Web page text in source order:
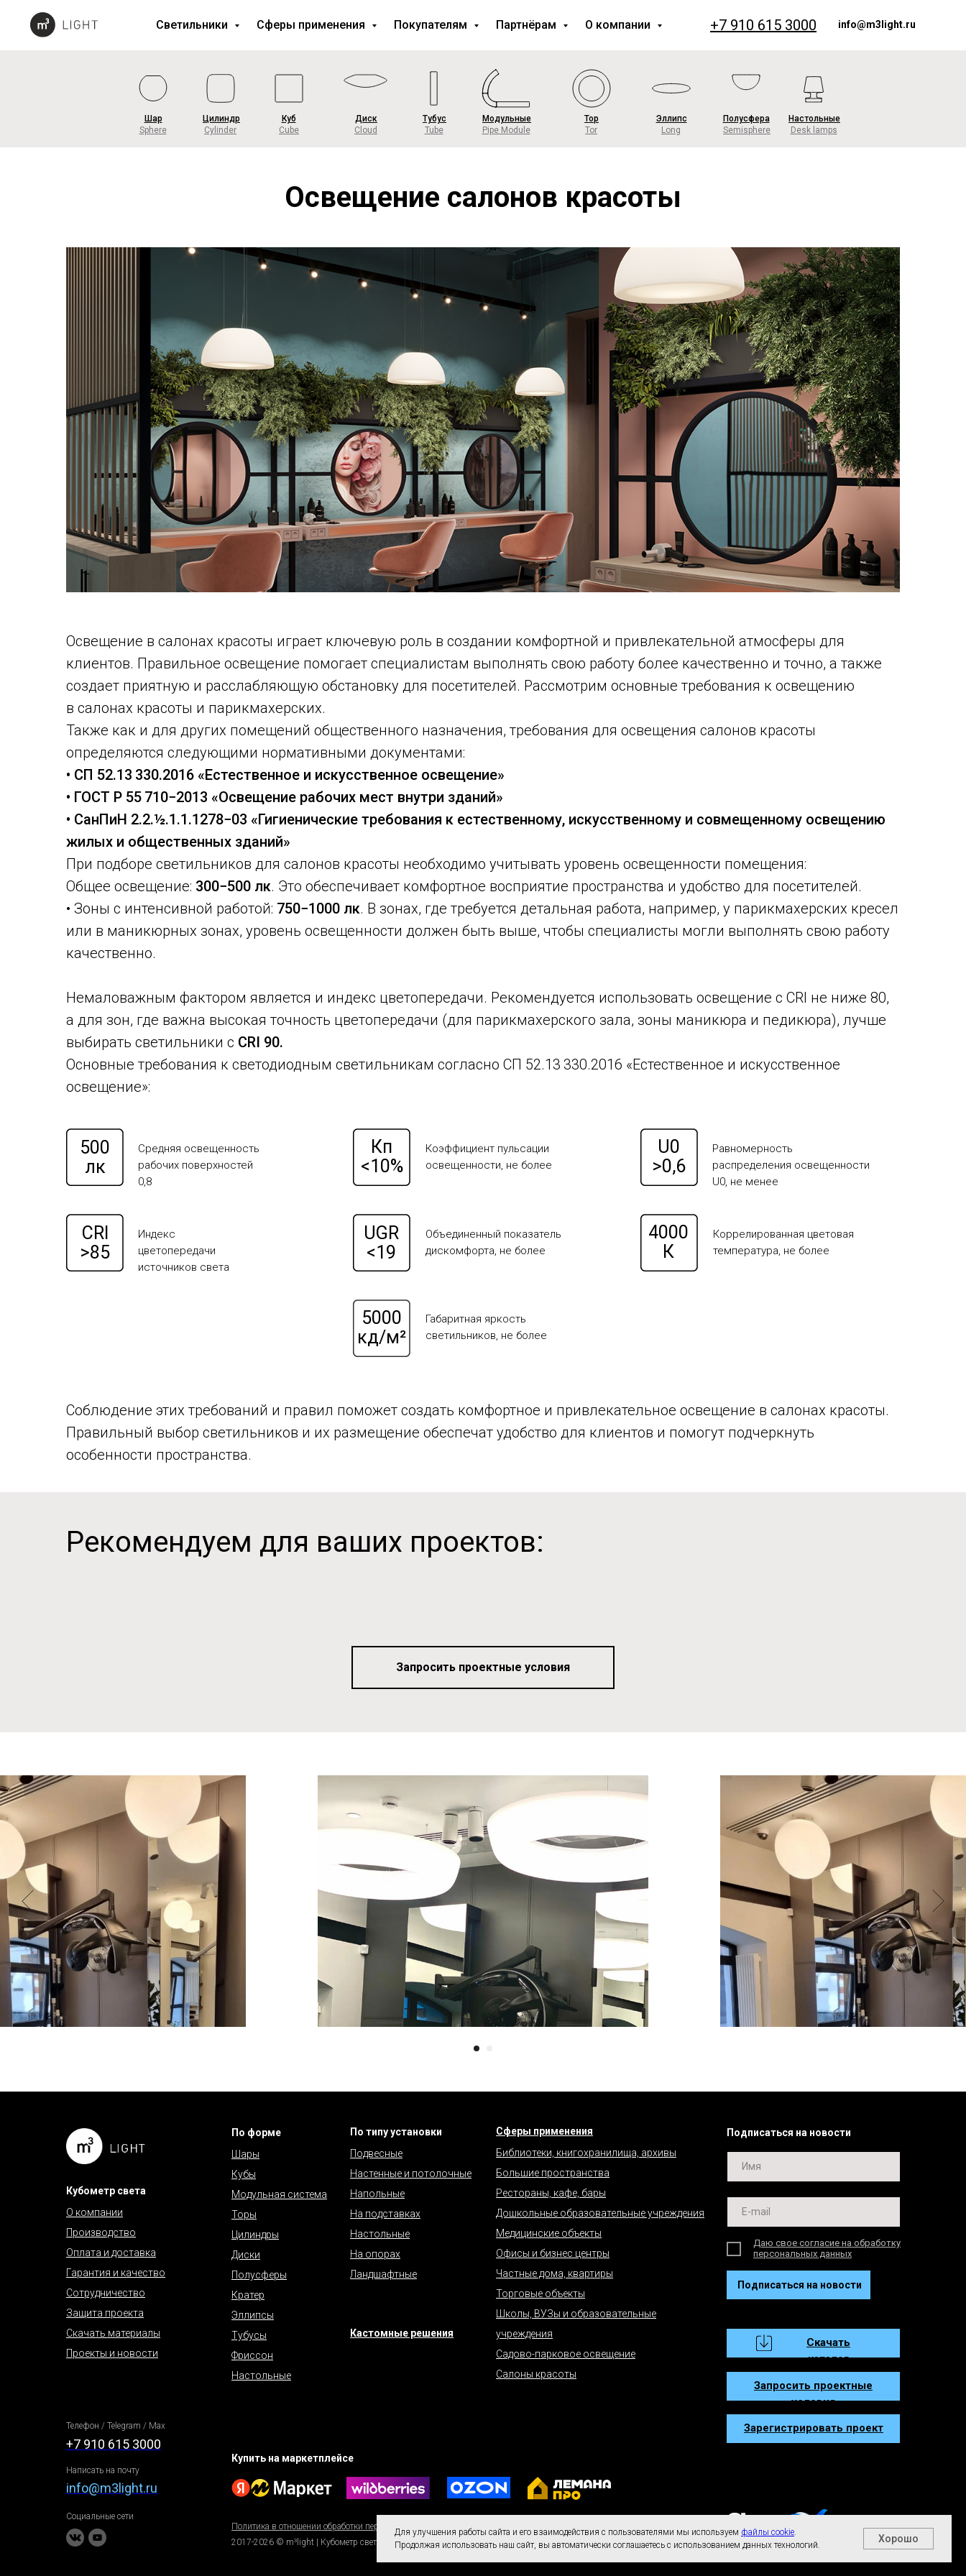
Светильники Сферы применения Покупателям Партнёрам О компании +7 910 615 3000 info@m3light.ru
Cloud Tor Long Semisphere
Cylinder
Sphere
Шар
Desk lamps
Pipe Module
Cube
Цилиндр Куб Диск Тубус Настольные
Полусфера
Эллипс
Тор
Модульные
Tube
Для улучшения работы сайта и его взаимодействия с пользователями мы используем файлы cookie.
Продолжая использовать наш сайт, вы автоматически соглашаетесь с использованием данных технологий.
Хорошо
Освещение салонов красоты
Освещение в салонах красоты играет ключевую роль в создании комфортной и привлекательной атмосферы для
клиентов. Правильное освещение помогает специалистам выполнять свою работу более качественно и точно, а также
создает приятную и расслабляющую обстановку для посетителей. Рассмотрим основные требования к освещению
в салонах красоты и парикмахерских.
Также как и для других помещений общественного назначения, требования для освещения салонов красоты
определяются следующими нормативными документами:
• СП 52.13 330.2016 «Естественное и искусственное освещение»
• ГОСТ Р 55 710−2013 «Освещение рабочих мест внутри зданий»
• СанПиН 2.2.½.1.1.1278−03 «Гигиенические требования к естественному, искусственному и совмещенному освещению
жилых и общественных зданий»
При подборе светильников для салонов красоты необходимо учитывать уровень освещенности помещения:
Общее освещение: 300−500 лк. Это обеспечивает комфортное восприятие пространства и удобство для посетителей.
• Зоны с интенсивной работой: 750−1000 лк. В зонах, где требуется детальная работа, например, у парикмахерских кресел
или в маникюрных зонах, уровень освещенности должен быть выше, чтобы специалисты могли выполнять свою работу
качественно.
Немаловажным фактором является и индекс цветопередачи. Рекомендуется использовать освещение с CRI не ниже 80,
а для зон, где важна высокая точность цветопередачи (для парикмахерского зала, зоны маникюра и педикюра), лучше
выбирать светильники с CRI 90.
Основные требования к светодиодным светильникам согласно СП 52.13 330.2016 «Естественное и искусственное
освещение»:
Кп
<10%
Коэффициент пульсации
освещенности, не более
U0
>0,6
Равномерность
распределения освещенности
U0, не менее
4000
К
Коррелированная цветовая
температура, не более
UGR
<19
Объединенный показатель
дискомфорта, не более
Габаритная яркость
светильников, не более
5000
кд/м²
CRI
>85
Индекс
цветопередачи
источников света
500
лк
Средняя освещенность
рабочих поверхностей
0,8
Соблюдение этих требований и правил поможет создать комфортное и привлекательное освещение в салонах красоты.
Правильный выбор светильников и их размещение обеспечат удобство для клиентов и помогут подчеркнуть
особенности пространства.
Рекомендуем для ваших проектов:
Запросить проектные условия
Купить на маркетплейсе
2017-2026 © m³light | Кубометр света | Большой свет для важных пространств
Политика в отношении обработки персональных данных.
По форме
Шары
Кубы
Модульная система
Торы
Цилиндры
Диски
Полусферы
Кратер
Эллипсы
Тубусы
Фриссон
Настольные
По типу установки
Подвесные
Настенные и потолочные
Напольные
На подставках
Настольные
На опорах
Ландшафтные
Кастомные решения
Сферы применения
Библиотеки, книгохранилища, архивы
Большие пространства
Рестораны, кафе, бары
Дошкольные образовательные учреждения
Медицинские объекты
Офисы и бизнес центры
Частные дома, квартиры
Торговые объекты
Школы, ВУЗы и образовательные
учреждения
Садово-парковое освещение
Салоны красоты
О компании
Производство
Оплата и доставка
Гарантия и качество
Сотрудничество
Защита проекта
Скачать материалы
Проекты и новости
Кубометр света
+7 910 615 3000
Телефон / Telegram / Max
info@m3light.ru
Написать на почту
Социальные сети
Подписаться на новости
Подписаться на новости
Даю свое согласие на обработку
персональных данных
Скачать
каталог
Запросить проектные
условия
Зарегистрировать проект